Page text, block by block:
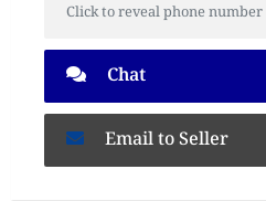
Click to reveal phone number
Chat
Email to Seller